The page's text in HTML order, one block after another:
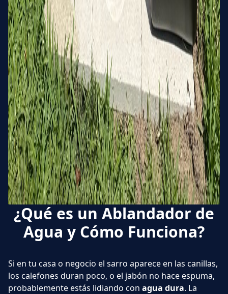
¿Qué es un Ablandador de
Agua y Cómo Funciona?
Si en tu casa o negocio el sarro aparece en las canillas,
los calefones duran poco, o el jabón no hace espuma,
probablemente estás lidiando con agua dura. La